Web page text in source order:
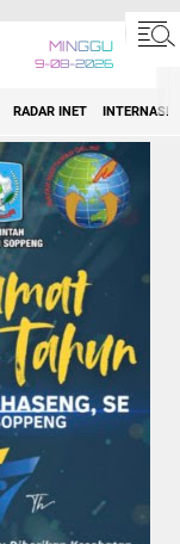
MINGGU
9-08-2026
RADAR INET